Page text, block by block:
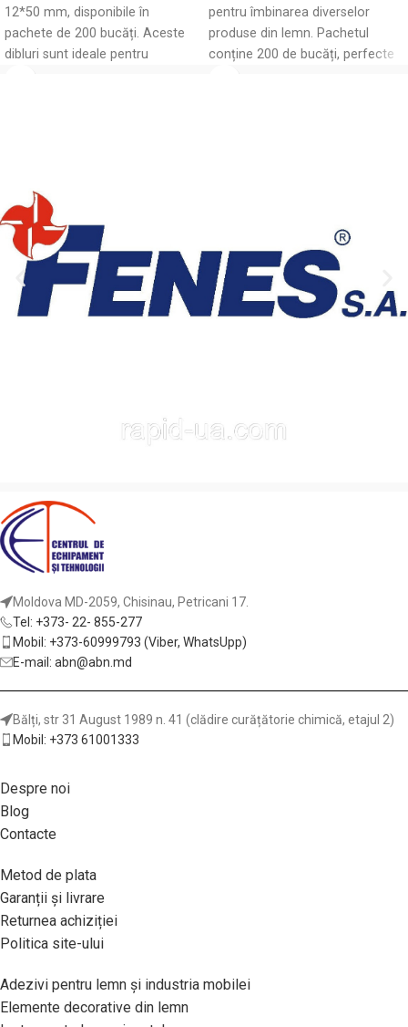
12*50 mm, disponibile în
pachete de 200 bucăți. Aceste
dibluri sunt ideale pentru
tău pentru a-ți îmbunătăți
lucrările!
pentru îmbinarea diverselor
produse din lemn. Pachetul
conține 200 de bucăți, perfecte
Moldova MD-2059, Chisinau, Petricani 17.
Tel: +373- 22- 855-277
Mobil: +373-60999793 (Viber, WhatsUpp)
E-mail: abn@abn.md
Bălți, str 31 August 1989 n. 41 (clădire curățătorie chimică, etajul 2)
Mobil: +373 61001333
Despre noi
Blog
Contacte
Metod de plata
Garanții și livrare
Returnea achiziției
Politica site-ului
Adezivi pentru lemn și industria mobilei
Elemente decorative din lemn